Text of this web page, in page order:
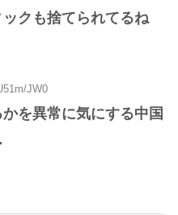
クも捨てられてるね
JW0
を異常に気にする中国